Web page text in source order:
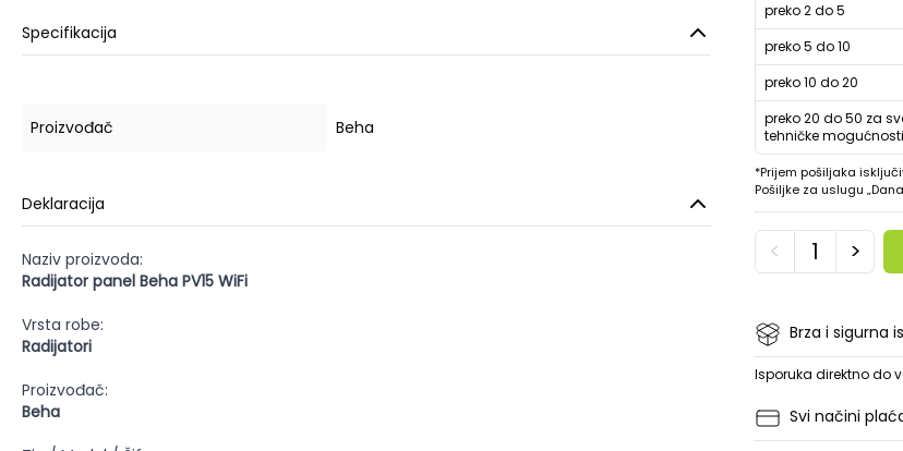
Specifikacija
Proizvođač Beha
Deklaracija
Naziv proizvoda:
Radijator panel Beha PV15 WiFi
Vrsta robe:
Radijatori
Proizvođač:
Beha
preko 2 do 5
preko 5 do 10
preko 10 do 20
preko 20 do 50 za
tehničke
*Prijem pošiljaka
Pošiljke za uslugu
< >
Brza i sigurna
Isporuka direktno do
Svi načini